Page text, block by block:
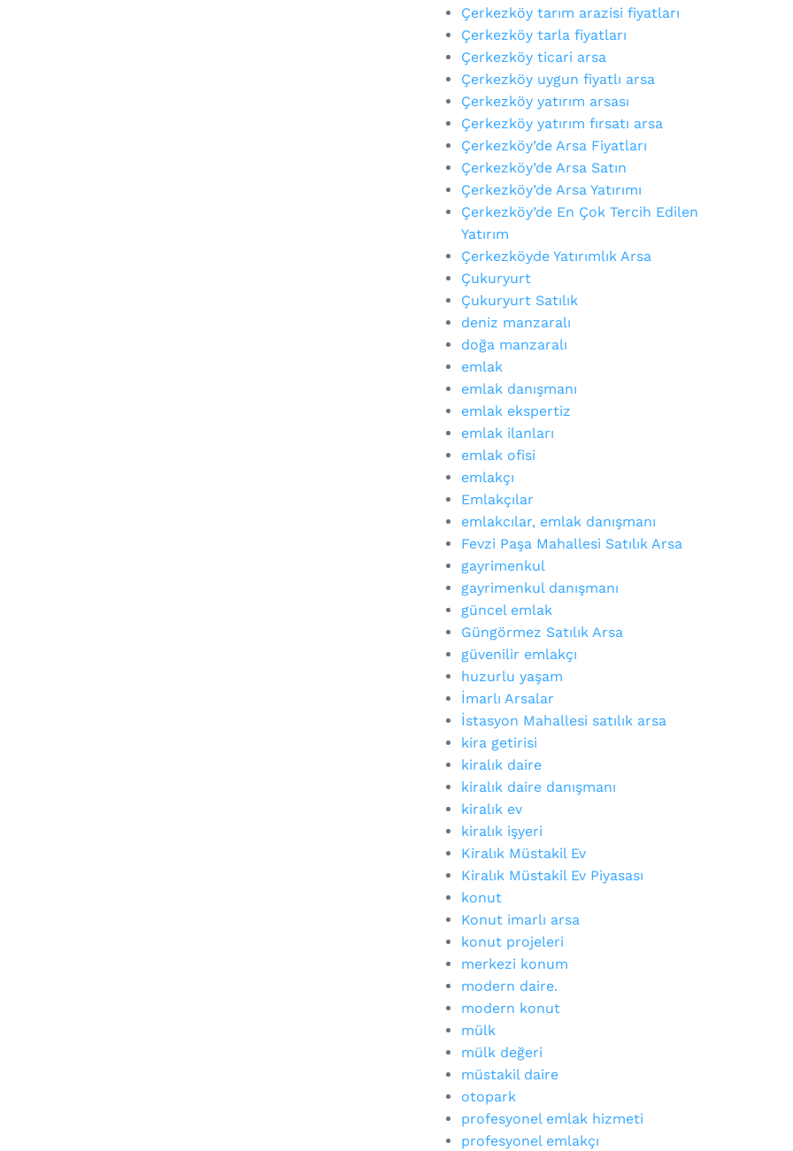
Çerkezköy tarım arazisi fiyatları
Çerkezköy tarla fiyatları
Çerkezköy ticari arsa
Çerkezköy uygun fiyatlı arsa
Çerkezköy yatırım arsası
Çerkezköy yatırım fırsatı arsa
Çerkezköy’de Arsa Fiyatları
Çerkezköy’de Arsa Satın
Çerkezköy’de Arsa Yatırımı
Çerkezköy’de En Çok Tercih Edilen
Yatırım
Çerkezköyde Yatırımlık Arsa
Çukuryurt
Çukuryurt Satılık
deniz manzaralı
doğa manzaralı
emlak
emlak danışmanı
emlak ekspertiz
emlak ilanları
emlak ofisi
emlakçı
Emlakçılar
emlakcılar, emlak danışmanı
Fevzi Paşa Mahallesi Satılık Arsa
gayrimenkul
gayrimenkul danışmanı
güncel emlak
Güngörmez Satılık Arsa
güvenilir emlakçı
huzurlu yaşam
İmarlı Arsalar
İstasyon Mahallesi satılık arsa
kira getirisi
kiralık daire
kiralık daire danışmanı
kiralık ev
kiralık işyeri
Kiralık Müstakil Ev
Kiralık Müstakil Ev Piyasası
konut
Konut imarlı arsa
konut projeleri
merkezi konum
modern daire.
modern konut
mülk
mülk değeri
müstakil daire
otopark
profesyonel emlak hizmeti
profesyonel emlakçı